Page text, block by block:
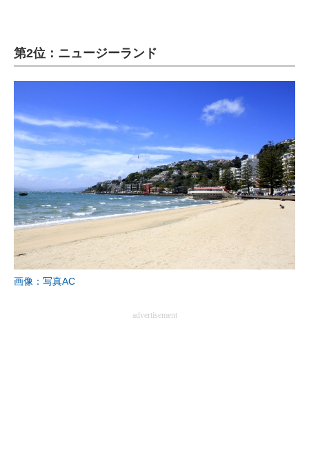
エネルギーの専門メディア
第2位：ニュージーランド
画像：写真AC
advertisement